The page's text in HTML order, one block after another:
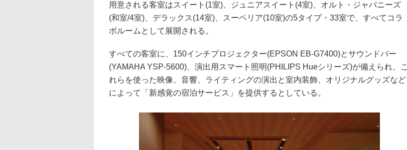
用意される客室はスイート(1室)、ジュニアスイート(4室)、オルト・ジャパニーズ
(和室/4室)、デラックス(14室)、スーペリア(10室)の5タイプ・33室で、すべてコラ
ボルームとして展開される。
すべての客室に、150インチプロジェクター(EPSON EB-G7400)とサウンドバー
(YAMAHA YSP-5600)、演出用スマート照明(PHILIPS Hueシリーズ)が備えられ、こ
れらを使った映像、音響、ライティングの演出と室内装飾、オリジナルグッズなど
によって「新感覚の宿泊サービス」を提供するとしている。